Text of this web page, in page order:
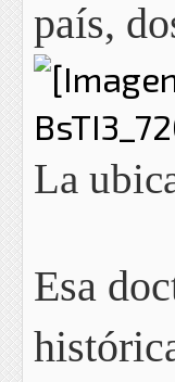
país,
La
Esa